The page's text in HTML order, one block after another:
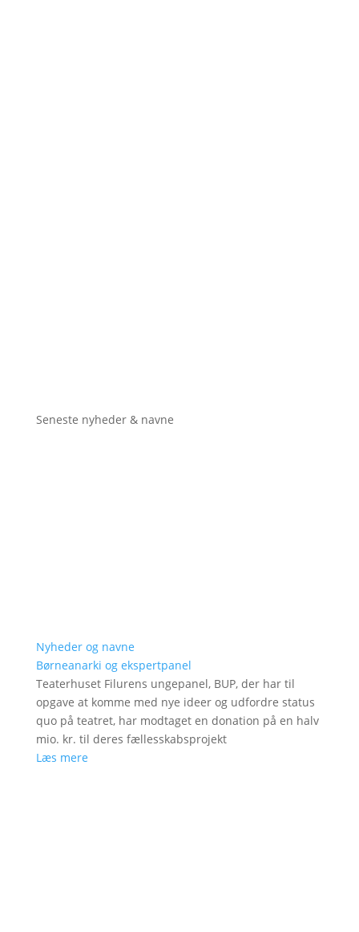
Seneste nyheder & navne
Nyheder og navne
Børneanarki og ekspertpanel
Teaterhuset Filurens ungepanel, BUP, der har til
opgave at komme med nye ideer og udfordre status
quo på teatret, har modtaget en donation på en halv
mio. kr. til deres fællesskabsprojekt
Læs mere